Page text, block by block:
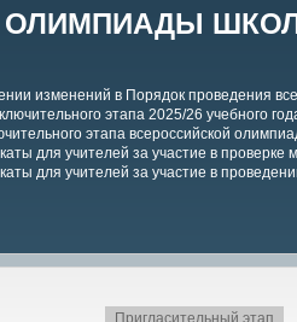
изменений в Порядок проведения
этапа 2025/26 учебного
этапа всероссийской
для учителей за участие в проверке
для учителей за участие в
Пригласительный этап